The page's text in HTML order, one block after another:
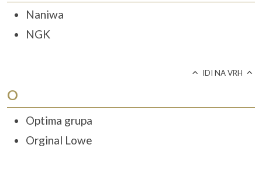
Naniwa
NGK
IDI NA VRH
O
Optima grupa
Orginal Lowe